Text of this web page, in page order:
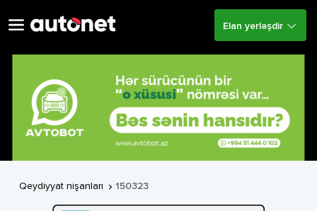
Elan yerləşdir
Qeydiyyat nişanları  150323